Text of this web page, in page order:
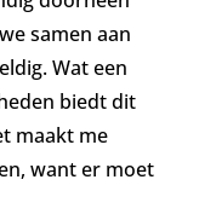
samen aan
Wat een
biedt dit
maakt me
want er moet